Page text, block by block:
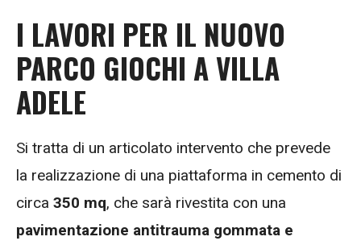
I LAVORI PER IL NUOVO
PARCO GIOCHI A VILLA
ADELE
Si tratta di un articolato intervento che prevede
la realizzazione di una piattaforma in cemento di
circa 350 mq, che sarà rivestita con una
pavimentazione antitrauma gommata e